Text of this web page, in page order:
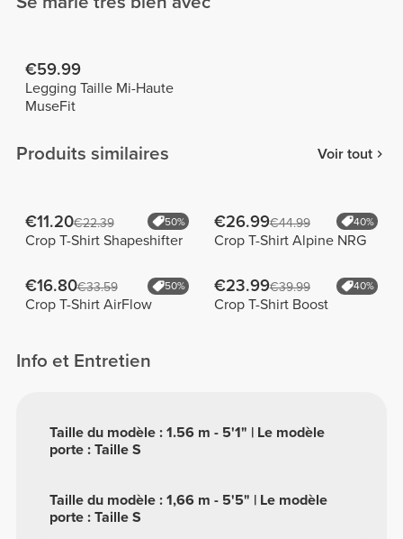
€59.99
Legging Taille Mi-Haute
MuseFit
Produits similaires Voir tout
€11.20€22.39 50%
Crop T-Shirt Shapeshifter
€26.99€44.99 40%
Crop T-Shirt Alpine NRG
€16.80€33.59 50%
Crop T-Shirt AirFlow
€23.99€39.99 40%
Crop T-Shirt Boost
Info et Entretien
Taille du modèle : 1,66 m - 5'5" | Le modèle
porte : Taille S
Taille du modèle : 1.56 m - 5'1" | Le modèle
porte : Taille S